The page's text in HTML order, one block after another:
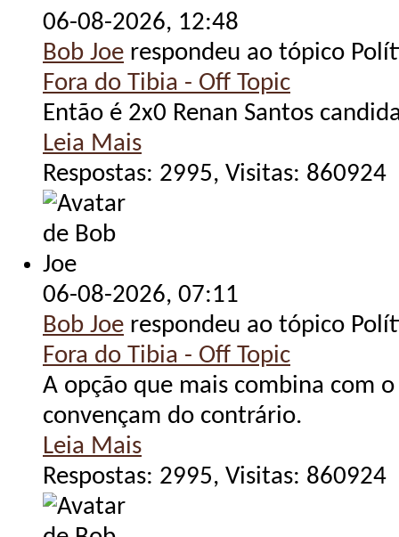
06-08-2026, 12:48
Bob Joe respondeu ao tópico
Fora do Tibia - Off Topic
Então é 2x0 Renan Santos
Leia Mais
Respostas: 2995, Visitas: 860924
06-08-2026, 07:11
Bob Joe respondeu ao tópico
Fora do Tibia - Off Topic
A opção que mais combina com
convençam do contrário.
Leia Mais
Respostas: 2995, Visitas: 860924